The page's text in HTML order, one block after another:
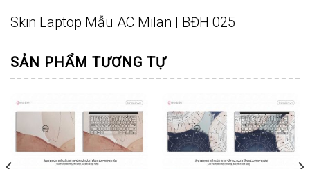
Skin Laptop Mẫu AC Milan | BĐH 025
SẢN PHẨM TƯƠNG TỰ